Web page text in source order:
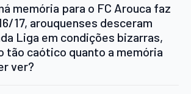
memória para o FC Arouca faz
17, arouquenses desceram
Liga em condições bizarras,
tão caótico quanto a memória
ver?